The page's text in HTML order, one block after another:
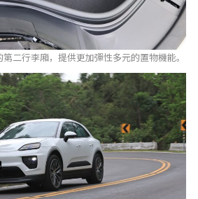
二行李廂，提供更加彈性多元的置物機能。